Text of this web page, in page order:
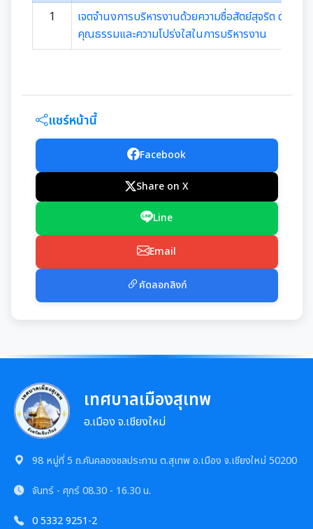
แผนดำเนินงานประจำปี
รายงานการกำกับติดตามการดำเนินงานประจำปีรอบ 6
รายงานการติดตามและประเมินผลแผนพัฒนาท้องถิ่น
มุม KM การจัดการความรู้
มาตรฐานกำหนดตำแหน่ง
สรุปผลการประชุม ก.จ. ก.ท. และ ก.อบต.
การเลื่อนขั้นเงินเดือน
สวัสดิการพนักงานส่วนท้องถิ่น
ความรู้เกี่ยวกับการแต่งเครื่องแบบข้าราชการ
หลักเกณฑ์การลา
หลักเกณฑ์การคัดเลือกเข้ารับการอบรม
การเสริมสร้างและพัฒนาพนักงาน และข้าราชการท้อง
ถิ่น
การให้บริการประชาชน
คู่มือหรือแนวทางการขอรับบริการสำหรับประชาชน
ข้อมูลสถิติการให้บริการ
รายงานผลการสำรวจความพึงพอใจการให้บริการ
เทศบัญญัติงบประมาณรายจ่าย
โอนงบประมาณรายจ่ายประจำปี
โอนงบประมาณรายจ่ายประจำปี
แผนการใช้จ่ายงบประมาณประจำปี
การจัดซื้อจัดจ้างหรือการจัดหาพัสดุ
รายงานผลการจัดซื้อจัดจ้าง หรือการจัดหาพัสดุประจำปี
รายการการจัดซื้อจัดจ้างหรือการจัดหาพัสดุ (งบลงทุน)
ความก้าวหน้าการจัดซื้อจัดจ้างหรือการจัดหาพัสดุ
การกำหนดอายุการใช้งานและอัตราค่าเสื่อมราคาสิน
ทรัพย
แผนอัตรากำลัง 3 ปี
การบริหารและพัฒนาทรัพยากรบุคคล
หลักเกณฑ์การบริหารและพัฒนาทรัพยากรบุคคล
แผนการบริหารและพัฒนาทรัพยากรบุคคล
รายงานผลการบริหารและพัฒนาทรัพยากรบุคคล
ประจำปี
ประมวลจริยธรรมสำหรับเจ้าหน้าที่ของรัฐ
การป้องกันการทุจริต
แนวปฏิบัติการจัดการเรื่องร้องเรียนการทุจริตฯ
ข้อมูลสถิติเรื่องร้องเรียนการทุจริตและประพฤติมิชอบ
1
เจตจำนงการบริหารงานด้วยความซื่อสัตย์สุจริต ด้าน
คุณธรรมและความโปร่งใสในการบริหารงาน
แชร์หน้านี้
Facebook
Share on X
Line
Email
คัดลอกลิงก์
เทศบาลเมืองสุเทพ
อ.เมือง จ.เชียงใหม่
98 หมู่ที่ 5 ถ.คันคลองชลประทาน ต.สุเทพ อ.เมือง จ.เชียงใหม่ 50200
จันทร์ - ศุกร์08.30 - 16.30 น.
0 5332 9251-2